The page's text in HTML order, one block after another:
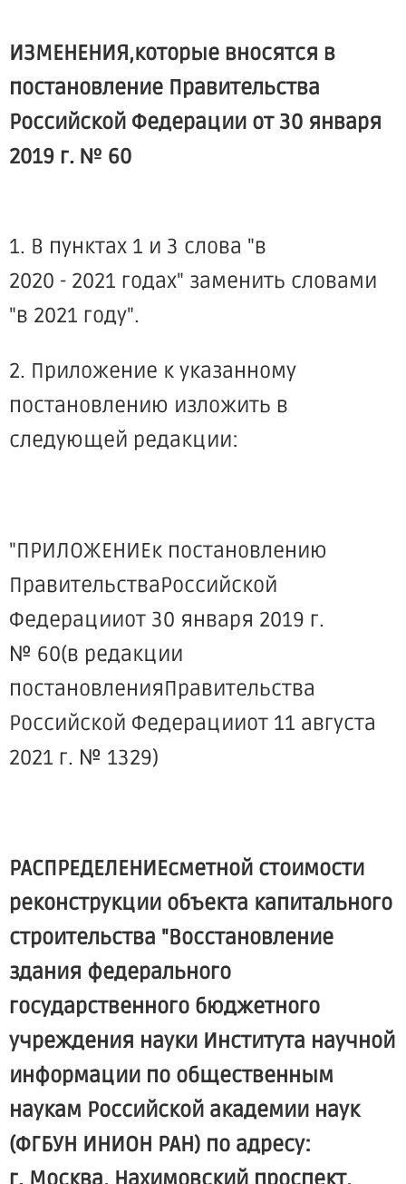
ИЗМЕНЕНИЯ,которые вносятся в
постановление Правительства
Российской Федерации от 30 января
2019 г. № 60
1. В пунктах 1 и 3 слова "в
2020 - 2021 годах" заменить словами
"в 2021 году".
2. Приложение к указанному
постановлению изложить в
следующей редакции:
"ПРИЛОЖЕНИЕк постановлению
ПравительстваРоссийской
Федерацииот 30 января 2019 г.
№ 60(в редакции
постановленияПравительства
Российской Федерацииот 11 августа
2021 г. № 1329)
РАСПРЕДЕЛЕНИЕсметной стоимости
реконструкции объекта капитального
строительства "Восстановление
здания федерального
государственного бюджетного
учреждения науки Института научной
информации по общественным
наукам Российской академии наук
(ФГБУН ИНИОН РАН) по адресу: